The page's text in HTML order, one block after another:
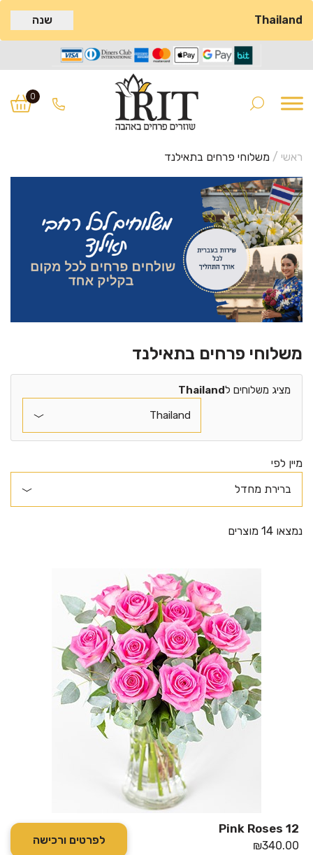
Thailand שנה
to
navigation
to
content
0
ראשי / משלוחי פרחים בתאילנד
משלוחי פרחים בתאילנד
מציג משלוחים לThailand
מיין לפי
נמצאו 14 מוצרים
12 Pink Roses
₪340.00 לפרטים ורכישה